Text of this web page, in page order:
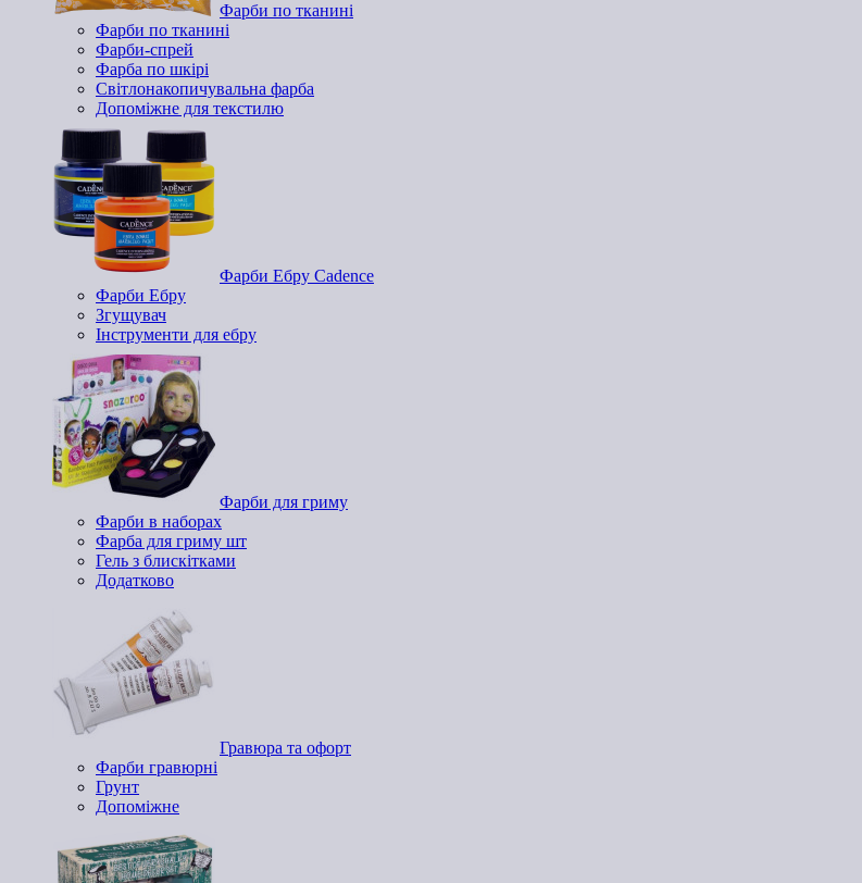
Фарби по тканині
Фарби по тканині
Фарби-спрей
Фарба по шкірі
Світлонакопичувальна фарба
Допоміжне для текстилю
Фарби Ебру Cadence
Фарби Ебру
Згущувач
Інструменти для ебру
Фарби для гриму
Фарби в наборах
Фарба для гриму шт
Гель з блискітками
Додатково
Гравюра та офорт
Фарби гравюрні
Грунт
Допоміжне